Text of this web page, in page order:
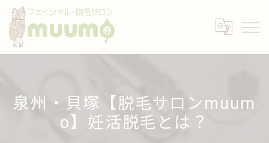
泉州・貝塚【脱毛サロンmuum
o】妊活脱毛とは？